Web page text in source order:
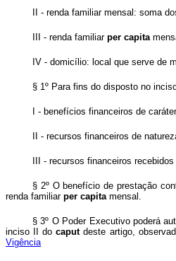
II - renda familiar mensal: soma
III - renda familiar per capita
IV - domicílio: local que serve de
§ 1º Para fins do disposto no
I - benefícios financeiros de
II - recursos financeiros de
III - recursos financeiros
§ 2º O benefício de prestação
renda familiar per capitamensal.
§ 3º O Poder Executivo poderá
inciso II docaputdeste artigo,
Vigência